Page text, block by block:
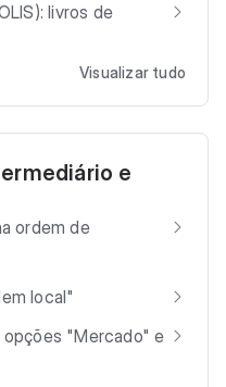
livros de
Visualizar tudo
e
ordem de
local"
opções "Mercado" e